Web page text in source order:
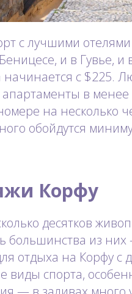
с лучшими
и в Гувье,
начинается с $225.
в
на несколько
обойдутся
Корфу
десятков
большинства из
отдыха на Корфу с
виды спорта,